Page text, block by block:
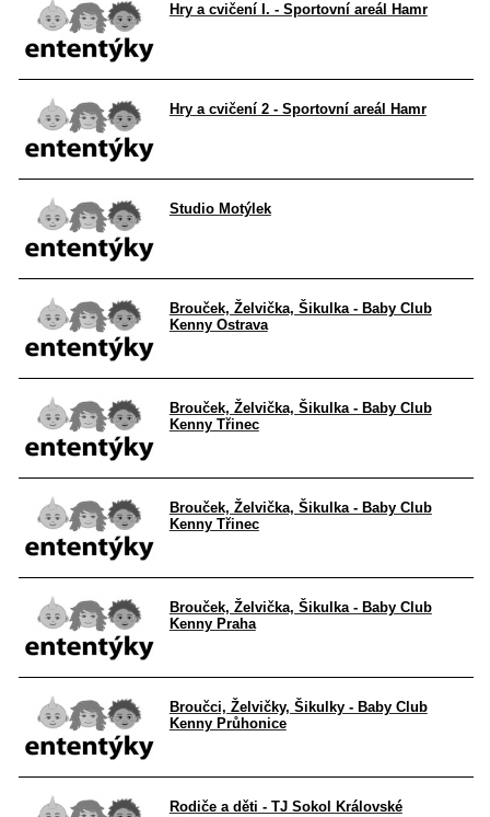
Hry a cvičení I. - Sportovní areál Hamr
Hry a cvičení 2 - Sportovní areál Hamr
Studio Motýlek
Brouček, Želvička, Šikulka - Baby Club
Kenny Ostrava
Brouček, Želvička, Šikulka - Baby Club
Kenny Třinec
Brouček, Želvička, Šikulka - Baby Club
Kenny Třinec
Brouček, Želvička, Šikulka - Baby Club
Kenny Praha
Broučci, Želvičky, Šikulky - Baby Club
Kenny Průhonice
Rodiče a děti - TJ Sokol Královské